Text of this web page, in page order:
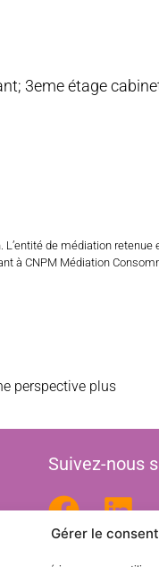
Gérer le
3eme étage
de médiation retenue
à CNPM Médiation
perspective plus
Suivez-nous